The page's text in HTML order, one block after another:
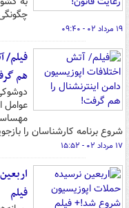
۱۹ مرداد ۰۲ - ۰۹:۴۰
فیلم/
هم
عوامل
شروع برنامه کارشناسان را
۱۷ مرداد ۰۲ - ۱۵:۵۲
فیلم